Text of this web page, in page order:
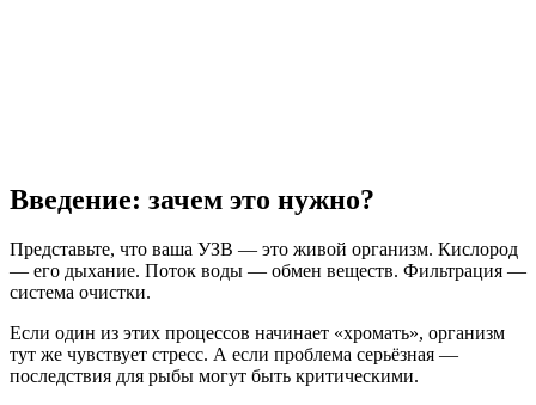
Введение: зачем это нужно?
Представьте, что ваша УЗВ — это живой организм. Кислород
— его дыхание. Поток воды — обмен веществ. Фильтрация —
система очистки.
Если один из этих процессов начинает «хромать», организм
тут же чувствует стресс. А если проблема серьёзная —
последствия для рыбы могут быть критическими.